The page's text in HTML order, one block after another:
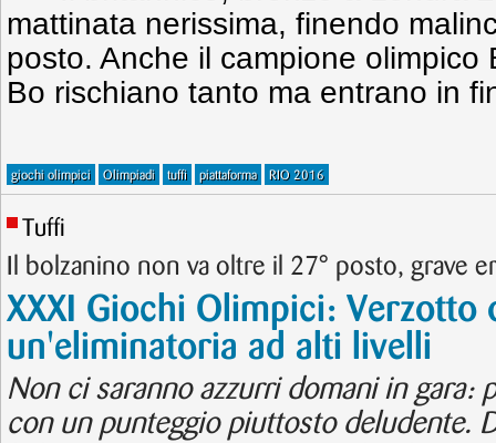
mattinata nerissima, finendo
posto. Anche il campione olimpico
Bo rischiano tanto ma entrano in
giochi olimpici Olimpiadi tuffi piattaforma RIO 2016
Tuffi
Il bolzanino non va oltre il 27° posto, grave
XXXI Giochi Olimpici: Verzotto
un'eliminatoria ad alti livelli
Non ci saranno azzurri domani in gara:
con un punteggio piuttosto deludente.